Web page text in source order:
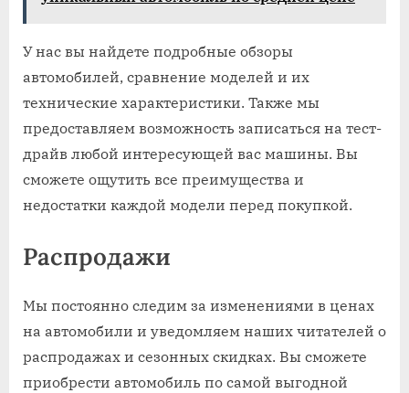
У нас вы найдете подробные обзоры
автомобилей, сравнение моделей и их
технические характеристики. Также мы
предоставляем возможность записаться на тест-
драйв любой интересующей вас машины. Вы
сможете ощутить все преимущества и
недостатки каждой модели перед покупкой.
Распродажи
Мы постоянно следим за изменениями в ценах
на автомобили и уведомляем наших читателей о
распродажах и сезонных скидках. Вы сможете
приобрести автомобиль по самой выгодной